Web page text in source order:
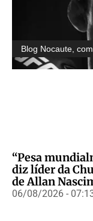
Blog Nocaute,
“Pesa
diz líder da
de Allan
06/08/2026 -